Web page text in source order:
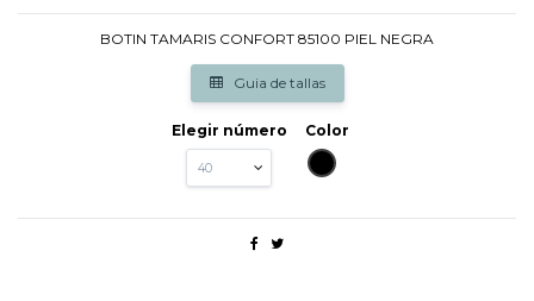
BOTIN TAMARIS CONFORT 85100 PIEL NEGRA
Guia de tallas
Elegir número
Color
NEGRO